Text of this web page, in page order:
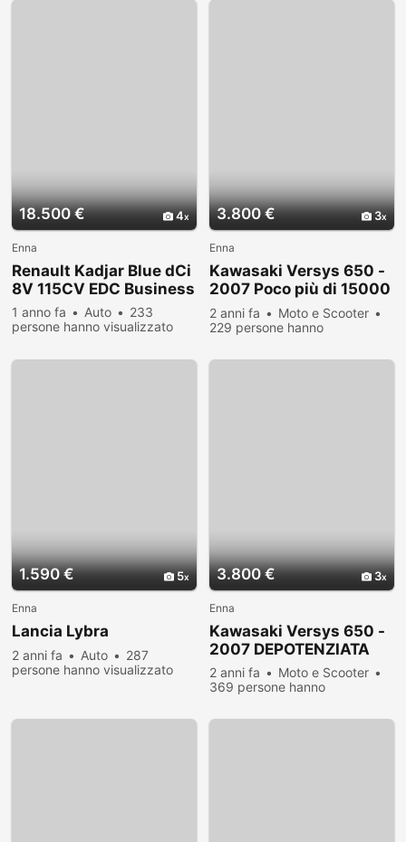
18.500 € 4
Enna
Renault Kadjar Blue dCi
8V 115CV EDC Business
1 anno fa Auto
233
persone hanno visualizzato
3.800 € 3
Enna
Kawasaki Versys 650 -
2007 Poco più di 15000
KM
2 anni fa
Moto e Scooter
229 persone hanno
1.590 € 5
Enna
Lancia Lybra
2 anni fa Auto
287
persone hanno visualizzato
3.800 € 3
Enna
Kawasaki Versys 650 -
2007 DEPOTENZIATA
2 anni fa
Moto e Scooter
369 persone hanno